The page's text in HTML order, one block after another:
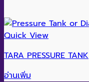
Quick View
TARA PRESSURE TANK
อ่านเพิ่ม